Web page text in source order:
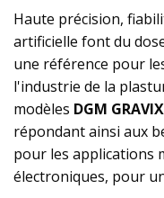
Haute précision,
artificielle font du
une référence pour
l'industrie de la
modèles DGM
répondant ainsi aux
pour les applications
électroniques, pour